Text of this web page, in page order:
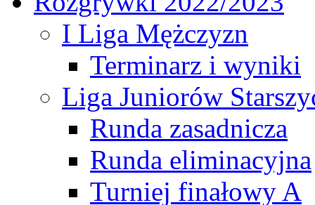
I Liga Mężczyzn
Terminarz i wyniki
Liga Juniorów
Runda zasadnicza
Runda eliminacyjna
Turniej finałowy A